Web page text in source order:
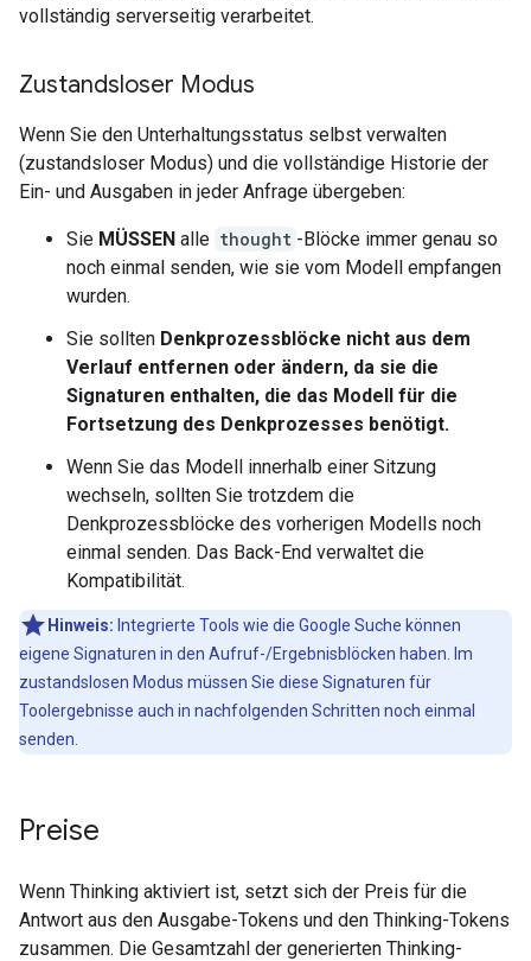
vollständig serverseitig verarbeitet.
Zustandsloser Modus
Wenn Sie den Unterhaltungsstatus selbst verwalten
(zustandsloser Modus) und die vollständige Historie der
Ein- und Ausgaben in jeder Anfrage übergeben:
Sie MÜSSEN alle thought -Blöcke immer genau so
noch einmal senden, wie sie vom Modell empfangen
wurden.
Sie sollten Denkprozessblöcke nicht aus dem
Verlauf entfernen oder ändern, da sie die
Signaturen enthalten, die das Modell für die
Fortsetzung des Denkprozesses benötigt.
Wenn Sie das Modell innerhalb einer Sitzung
wechseln, sollten Sie trotzdem die
Denkprozessblöcke des vorherigen Modells noch
einmal senden. Das Back-End verwaltet die
Kompatibilität.
Hinweis: Integrierte Tools wie die Google Suche können
eigene Signaturen in den Aufruf-/Ergebnisblöcken haben. Im
zustandslosen Modus müssen Sie diese Signaturen für
Toolergebnisse auch in nachfolgenden Schritten noch einmal
senden.
Preise
Wenn Thinking aktiviert ist, setzt sich der Preis für die
Antwort aus den Ausgabe-Tokens und den Thinking-Tokens
zusammen. Die Gesamtzahl der generierten Thinking-